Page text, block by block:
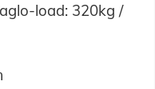
load: 320kg /